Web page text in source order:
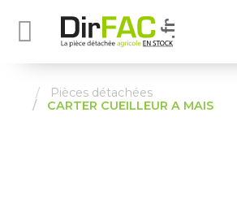
Pièces détachées
CARTER CUEILLEUR A MAIS